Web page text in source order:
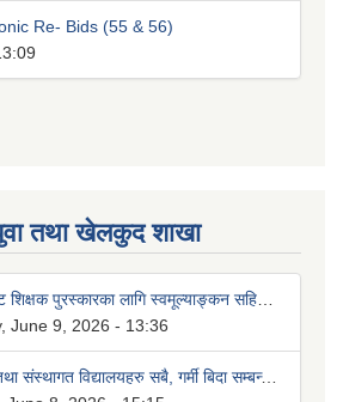
Re- Bids (55 & 56)
युवा तथा खेलकुद शाखा
June 9, 2026 - 13:36
श्री सामुदायिक, धार्मिक तथा संस्थागत विद्यालयहरु सबै, गर्मी बिदा सम्बन्धमा।